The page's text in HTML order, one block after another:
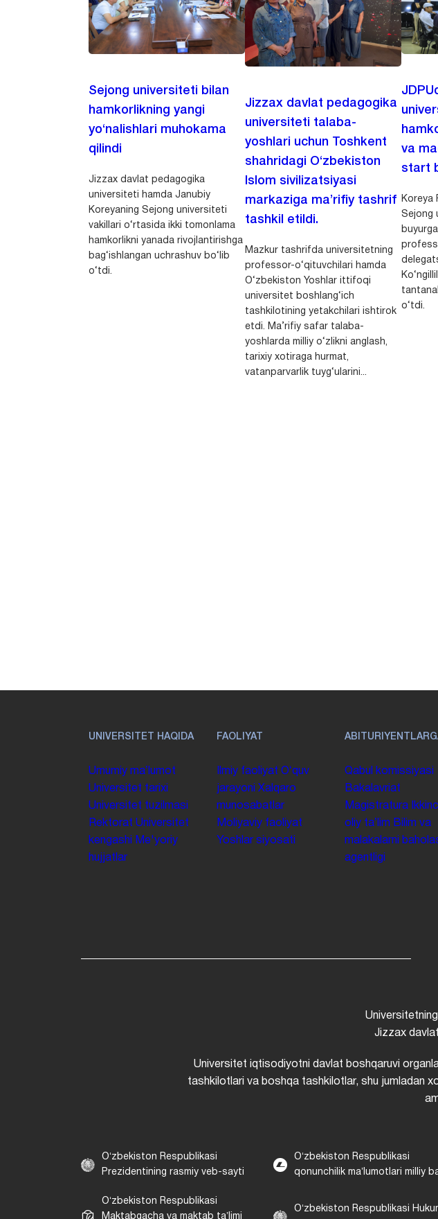
Sejong universiteti bilan
hamkorlikning yangi
yo‘nalishlari muhokama
qilindi
Jizzax davlat pedagogika
universiteti hamda Janubiy
Koreyaning Sejong universiteti
vakillari o‘rtasida ikki tomonlama
hamkorlikni yanada rivojlantirishga
bag‘ishlangan uchrashuv bo‘lib
o‘tdi.
Jizzax davlat pedagogika
universiteti talaba-
yoshlari uchun Toshkent
shahridagi O‘zbekiston
Islom sivilizatsiyasi
markaziga ma’rifiy tashrif
tashkil etildi.
Mazkur tashrifda universitetning
professor-o‘qituvchilari hamda
O‘zbekiston Yoshlar ittifoqi
universitet boshlang‘ich
tashkilotining yetakchilari ishtirok
etdi. Ma’rifiy safar talaba-
yoshlarda milliy o‘zlikni anglash,
tarixiy xotiraga hurmat,
vatanparvarlik tuyg‘ularini...
va
start
Koreya
Sejong
o‘tdi.
UNIVERSITET HAQIDA
Umumiy maʼlumot
Universitet tarixi
Universitet tuzilmasi
Rektorat Universitet
kengashi
Me'yoriy
hujjatlar
FAOLIYAT
Ilmiy faoliyat Oʻquv
jarayoni Xalqaro
munosabatlar
Moliyaviy faoliyat
Yoshlar siyosati
Qabul komissiyasi
Bakalavriat
Magistratura
oliy taʼlim Bilim va
malakalarni
agentligi
Jizzax
Universitet iqtisodiyotni davlat boshqaruvi
tashkilotlari va boshqa tashkilotlar, shu jumladan
Oʻzbekiston Respublikasi
Prezidentining rasmiy veb-sayti
Oʻzbekiston Respublikasi
qonunchilik maʼlumotlari milliy
Oʻzbekiston Respublikasi
Maktabgacha va maktab taʼlimi
Oʻzbekiston Respublikasi